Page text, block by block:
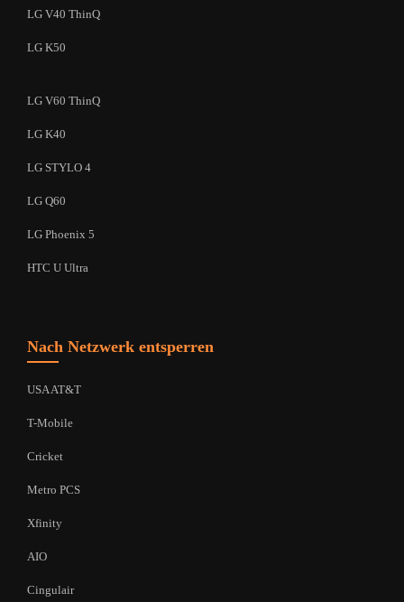
LG V40 ThinQ
LG K50
LG V60 ThinQ
LG K40
LG STYLO 4
LG Q60
LG Phoenix 5
HTC U Ultra
Nach Netzwerk entsperren
USA AT&T
T-Mobile
Cricket
Metro PCS
Xfinity
AIO
Cingulair